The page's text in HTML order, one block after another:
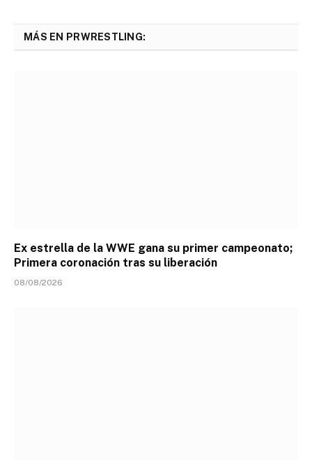
MÁS EN PRWRESTLING:
Ex estrella de la WWE gana su primer campeonato;
Primera coronación tras su liberación
08/08/2026